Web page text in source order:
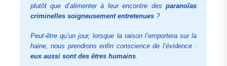
plutôt que d’alimenter à leur encontre des paranoïas
criminelles soigneusement entretenues ?
Peut-être qu’un jour, lorsque la raison l’emportera sur la
haine, nous prendrons enfin conscience de l’évidence :
eux aussi sont des êtres humains.